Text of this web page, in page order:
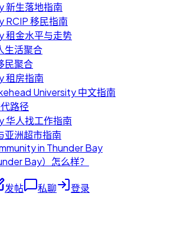
新生落地指南
RCIP 移民指南
租金水平与走势
生活聚合
民聚合
租房指南
University 中文指南
路径
华人找工作指南
亚洲超市指南
in Thunder Bay
Bay）怎么样？
发帖 私聊 登录